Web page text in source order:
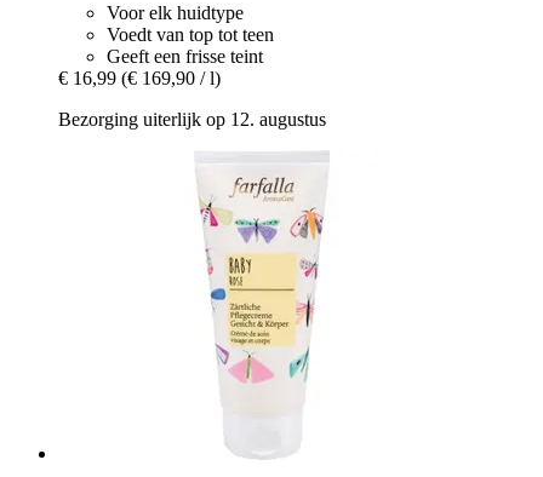
Voor elk huidtype
Voedt van top tot teen
Geeft een frisse teint
€ 16,99 (€ 169,90 / l)
Bezorging uiterlijk op 12. augustus